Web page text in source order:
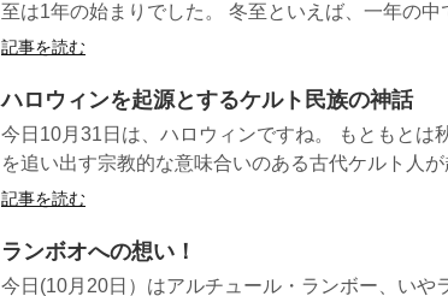
至は1年の始まりでした。 冬至といえば、一年の中
記事を読む
ハロウィンを起源とするケルト民族の神話
今日10月31日は、ハロウィンですね。 もともとは
を追い出す宗教的な意味合いのある古代ケルト人
記事を読む
ランボオへの想い！
今日(10月20日）はアルチュール・ランボー、いや